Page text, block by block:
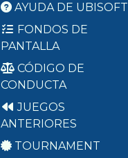
AYUDA DE UBISOFT
FONDOS DE
PANTALLA
CÓDIGO DE
CONDUCTA
JUEGOS
ANTERIORES
TOURNAMENT